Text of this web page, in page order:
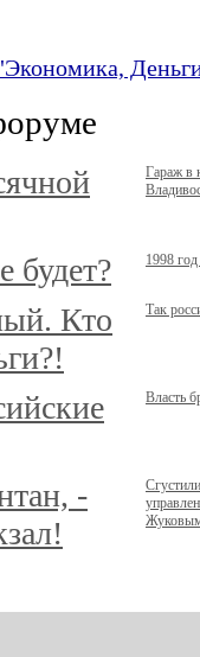
Гараж в
будет? 1998
Кто
Так
Власть
-